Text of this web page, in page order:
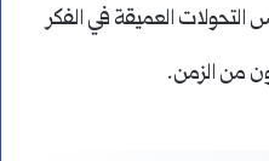
التحولات العميقة في الفكر
من الزمن.